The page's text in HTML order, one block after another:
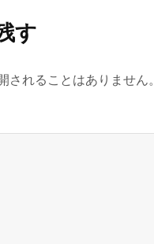
す
されることはありません。